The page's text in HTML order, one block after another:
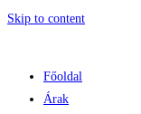
Skip to content
Főoldal
Árak